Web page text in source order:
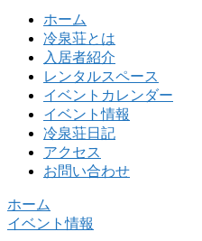
ホーム
冷泉荘とは
入居者紹介
レンタルスペース
イベントカレンダー
イベント情報
冷泉荘日記
アクセス
お問い合わせ
ホーム
イベント情報